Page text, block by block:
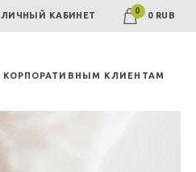
ЛИЧНЫЙ КАБИНЕТ 0 0 RUB
КОРПОРАТИВНЫМ КЛИЕНТАМ